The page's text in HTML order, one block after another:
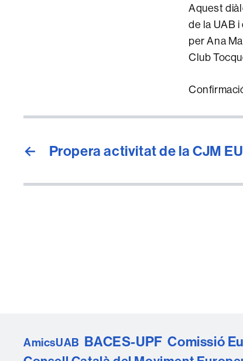
Aquest
de la UAB
per Ana
Club
← Propera activitat de la CJM
AmicsUAB BACES-UPF Comissió